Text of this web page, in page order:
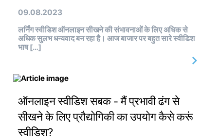
09.08.2023
लर्निंग स्वीडिश ऑनलाइन सीखने की संभावनाओं के लिए अधिक से
अधिक सुलभ धन्यवाद बन रहा है। आज बाजार पर बहुत सारे स्वीडिश
भाष […]
ऑनलाइन स्वीडिश सबक - मैं प्रभावी ढंग से
सीखने के लिए प्रौद्योगिकी का उपयोग कैसे करूं
स्वीडिश?